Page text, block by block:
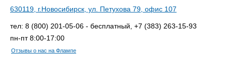
630119, г.Новосибирск, ул. Петухова 79, офис 107
тел: 8 (800) 201-05-06 - бесплатный, +7 (383) 263-15-93
пн-пт 8:00-17:00
Отзывы о нас на Флампе